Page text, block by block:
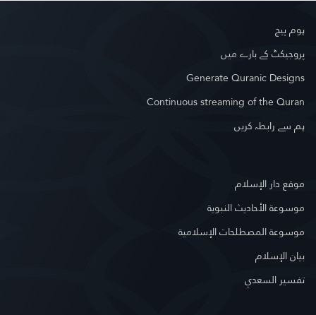
ہوم پیج
پروجیکٹ کے بارے میں
Generate Quranic Designs
Continuous streaming of the Quran
ہم سے رابطہ کریں
موقع دار الإسلام
موسوعة الأحاديث النبوية
موسوعة المصطلحات الإسلامية
بيان الإسلام
تفسير السعدي